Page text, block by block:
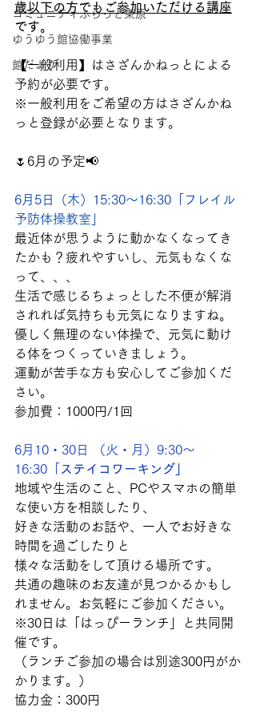
コミュニティふらっと東原
ゆうゆう館協働事業
館だより
歳以下の方でもご参加いただける講座
です。
【一般利用】はさざんかねっとによる
予約が必要です。
※一般利用をご希望の方はさざんかね
っと登録が必要となります。
🌷6月の予定📢
6月5日（木）15:30～16:30「フレイル
予防体操教室」
最近体が思うように動かなくなってき
たかも？疲れやすいし、元気もなくな
って、、、
生活で感じるちょっとした不便が解消
されれば気持ちも元気になりますね。
優しく無理のない体操で、元気に動け
る体をつくっていきましょう。
運動が苦手な方も安心してご参加くだ
さい。
参加費：1000円/1回
6月10・30日 （火・月）9:30～
16:30「
ステイコワーキング」
地域や生活のこと、PCやスマホの簡単
な使い方を相談したり、
好きな活動のお話や、一人でお好きな
時間を過ごしたりと
様々な活動をして頂ける場所です。
共通の趣味のお友達が見つかるかもし
れません。お気軽にご参加ください。
※30日は「はっぴーランチ」と共同開
催です。
（ランチご参加の場合は別途300円がか
かります。）
協力金：300円